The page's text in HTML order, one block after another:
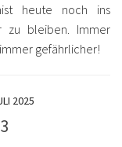
heute noch ins
zu bleiben. Immer
gefährlicher!
2025